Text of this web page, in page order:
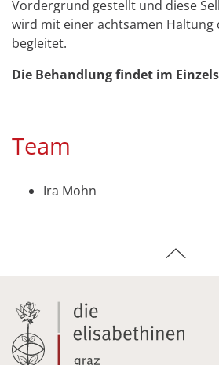
Vordergrund gestellt und diese
wird mit einer achtsamen Haltung
begleitet.
Die Behandlung findet im
Team
Ira Mohn